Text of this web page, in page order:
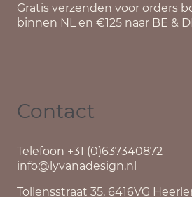
Gratis verzenden voor orders
binnen NL en €125 naar BE &
Contact
Telefoon +31 (0)637340872
info@lyvanadesign.nl
Tollensstraat 35, 6416VG